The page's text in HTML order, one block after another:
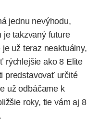
jednu nevýhodu,
je takzvaný future
už teraz neaktuálny,
rýchlejšie ako 8 Elite
predstavovať určité
už odbáčame k
roky, tie vám aj 8